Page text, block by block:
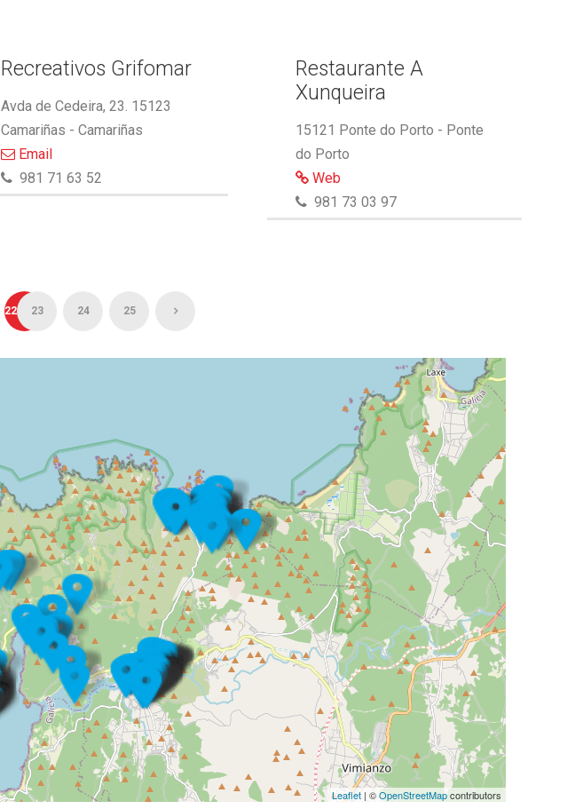
Recreativos Grifomar
Avda de Cedeira, 23. 15123
Camariñas - Camariñas
Email
981 71 63 52
Restaurante A
Xunqueira
15121 Ponte do Porto - Ponte
do Porto
Web
981 73 03 97
22 23 24 25
Leaflet | ©OpenStreetMapcontributors